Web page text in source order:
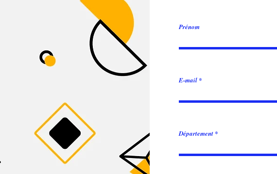
Prénom
E-mail
Département